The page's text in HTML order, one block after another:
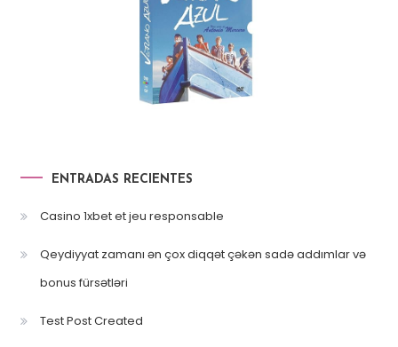
ENTRADAS RECIENTES
Casino 1xbet et jeu responsable
Qeydiyyat zamanı ən çox diqqət çəkən sadə addımlar və
bonus fürsətləri
Test Post Created